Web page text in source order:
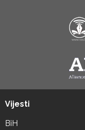
Vijesti
BiH